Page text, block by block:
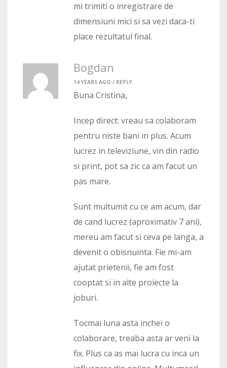
mi trimiti o inregistrare de
dimensiuni mici si sa vezi daca-ti
place rezultatul final.
Bogdan
14 YEARS AGO / REPLY
Buna Cristina,
Incep direct: vreau sa colaboram
pentru niste bani in plus. Acum
lucrez in televiziune, vin din radio
si print, pot sa zic ca am facut un
pas mare.
Sunt multumit cu ce am acum, dar
de cand lucrez (aproximativ 7 ani),
mereu am facut si ceva pe langa, a
devenit o obisnuinta. Fie mi-am
ajutat prietenii, fie am fost
cooptat si in alte proiecte la
joburi.
Tocmai luna asta inchei o
colaborare, treaba asta ar veni la
fix. Plus ca as mai lucra cu inca un